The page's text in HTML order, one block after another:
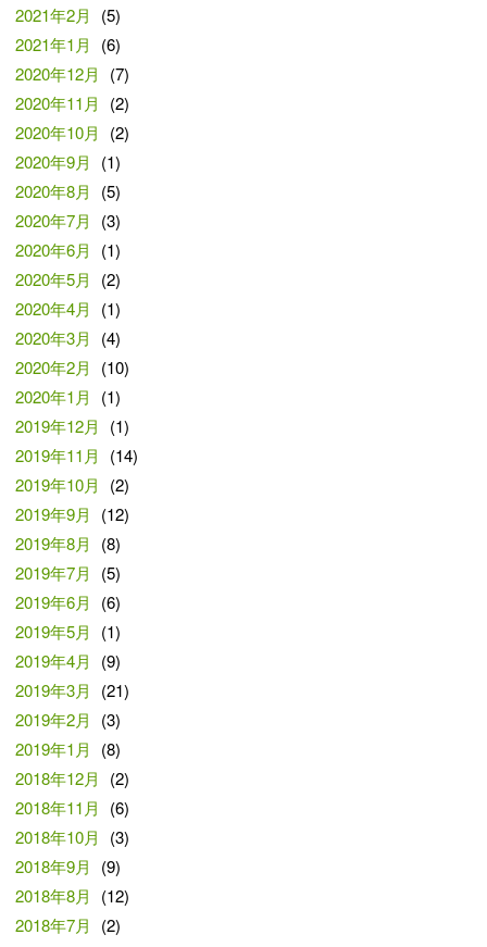
2021年2月
(5)
2021年1月
(6)
2020年12月
(7)
2020年11月
(2)
2020年10月
(2)
2020年9月
(1)
2020年8月
(5)
2020年7月
(3)
2020年6月
(1)
2020年5月
(2)
2020年4月
(1)
2020年3月
(4)
2020年2月
(10)
2020年1月
(1)
2019年12月
(1)
2019年11月
(14)
2019年10月
(2)
2019年9月
(12)
2019年8月
(8)
2019年7月
(5)
2019年6月
(6)
2019年5月
(1)
2019年4月
(9)
2019年3月
(21)
2019年2月
(3)
2019年1月
(8)
2018年12月
(2)
2018年11月
(6)
2018年10月
(3)
2018年9月
(9)
2018年8月
(12)
2018年7月
(2)